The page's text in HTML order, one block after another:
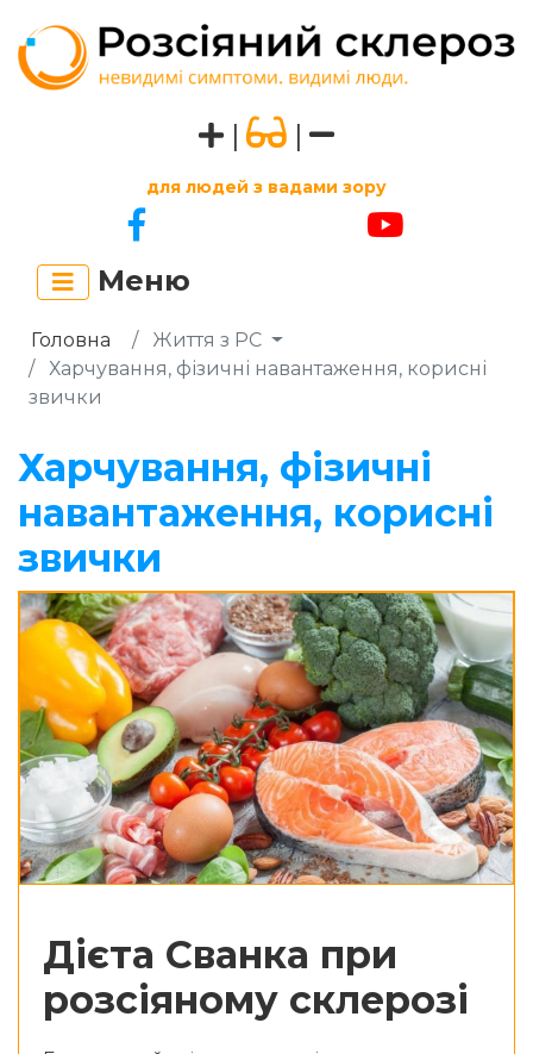
| |
для людей з вадами зору
Меню
Головна
Життя з РС
Харчування, фізичні навантаження, корисні
звички
Харчування, фізичні
навантаження, корисні
звички
Дієта Сванка при
розсіяному склерозі